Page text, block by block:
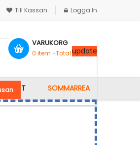
Till Kassan Logga In
VARUKORG
0 item -Total :0,00 kr
update
SOMMARREA